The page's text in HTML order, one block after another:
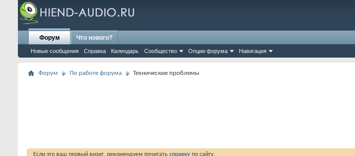
Форум
Новые сообщения Справка Календарь Сообщество Опции форума Навигация
Что нового?
Форум По работе форума Технические проблемы
Если это ваш первый визит, рекомендуем почитать справку по сайту.